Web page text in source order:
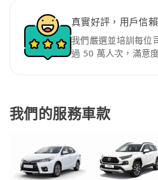
真實好評，用戶信賴
我們嚴選並培訓每位
過 50 萬人次，滿意
我們的服務車款